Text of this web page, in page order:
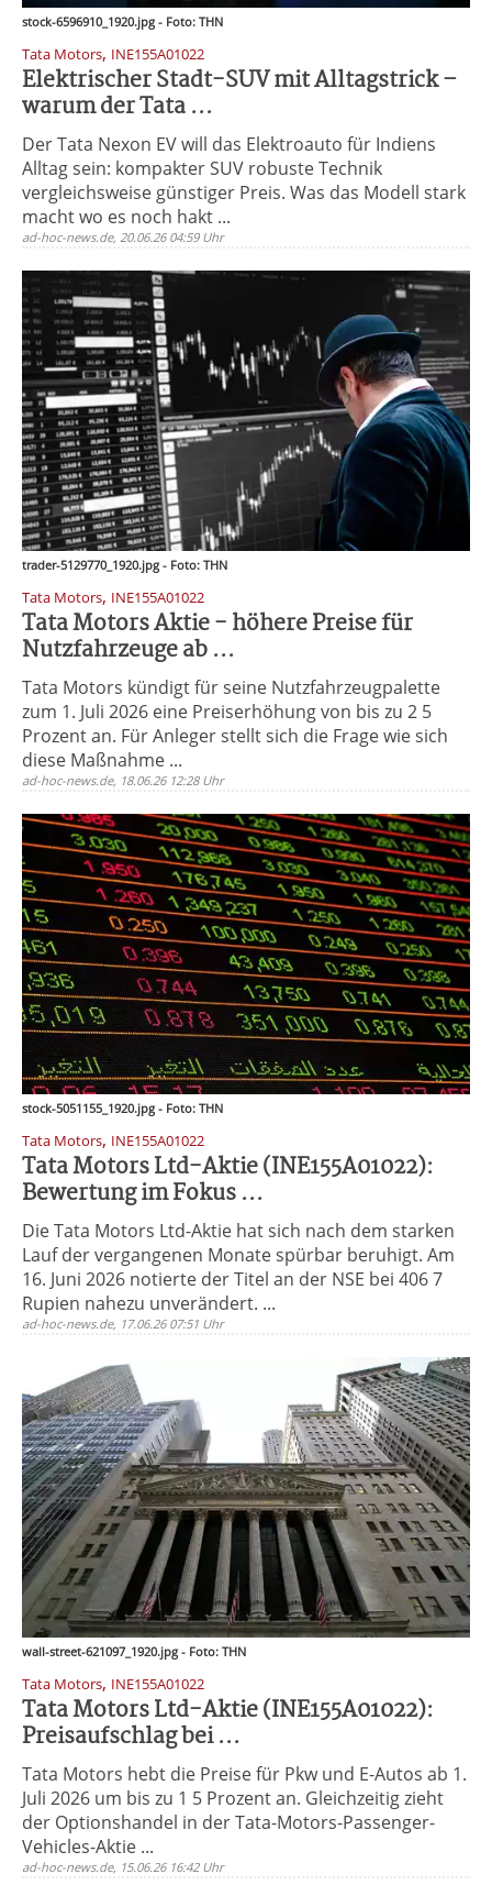
stock-6596910_1920.jpg - Foto: THN
Tata Motors, INE155A01022
Elektrischer Stadt-SUV mit Alltagstrick –
warum der Tata ...
Der Tata Nexon EV will das Elektroauto für Indiens
Alltag sein: kompakter SUV robuste Technik
vergleichsweise günstiger Preis. Was das Modell stark
macht wo es noch hakt ...
ad-hoc-news.de, 20.06.26 04:59 Uhr
trader-5129770_1920.jpg - Foto: THN
Tata Motors, INE155A01022
Tata Motors Aktie - höhere Preise für
Nutzfahrzeuge ab ...
Tata Motors kündigt für seine Nutzfahrzeugpalette
zum 1. Juli 2026 eine Preiserhöhung von bis zu 2 5
Prozent an. Für Anleger stellt sich die Frage wie sich
diese Maßnahme ...
ad-hoc-news.de, 18.06.26 12:28 Uhr
stock-5051155_1920.jpg - Foto: THN
Tata Motors, INE155A01022
Tata Motors Ltd-Aktie (INE155A01022):
Bewertung im Fokus ...
Die Tata Motors Ltd-Aktie hat sich nach dem starken
Lauf der vergangenen Monate spürbar beruhigt. Am
16. Juni 2026 notierte der Titel an der NSE bei 406 7
Rupien nahezu unverändert. ...
ad-hoc-news.de, 17.06.26 07:51 Uhr
wall-street-621097_1920.jpg - Foto: THN
Tata Motors, INE155A01022
Tata Motors Ltd-Aktie (INE155A01022):
Preisaufschlag bei ...
Tata Motors hebt die Preise für Pkw und E-Autos ab 1.
Juli 2026 um bis zu 1 5 Prozent an. Gleichzeitig zieht
der Optionshandel in der Tata-Motors-Passenger-
Vehicles-Aktie ...
ad-hoc-news.de, 15.06.26 16:42 Uhr